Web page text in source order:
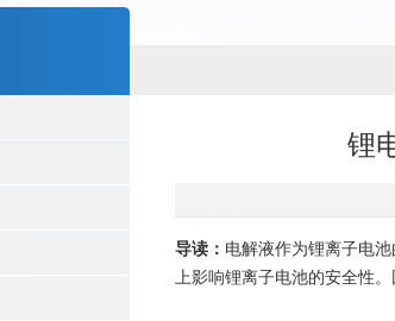
锂
导读： 电解液作为锂离子电
上影响锂离子电池的安全性。